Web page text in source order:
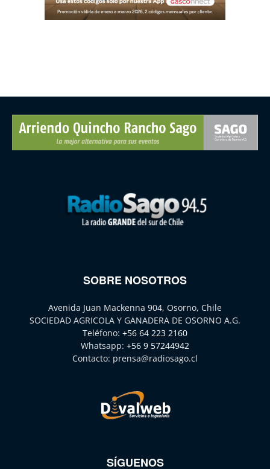
SOBRE NOSOTROS
Avenida Juan Mackenna 904, Osorno, Chile
SOCIEDAD AGRICOLA Y GANADERA DE OSORNO A.G.
Teléfono: +56 64 223 2160
Whatsapp: +56 9 57244942
Contacto: prensa@radiosago.cl
SÍGUENOS